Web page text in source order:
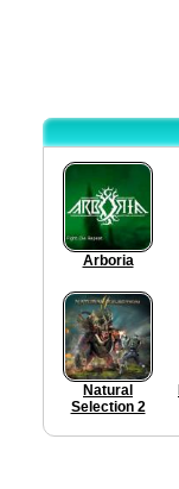
Arboria
Natural
Selection 2